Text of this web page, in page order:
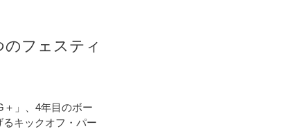
のフェスティ
」、4年目のボー
キックオフ・パー